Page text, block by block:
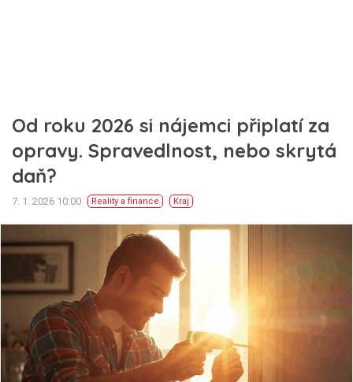
Od roku 2026 si nájemci připlatí za
opravy. Spravedlnost, nebo skrytá
daň?
7. 1. 2026 10:00 Reality a finance Kraj